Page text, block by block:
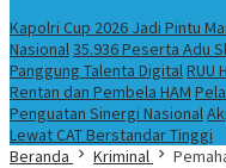
Kapolri Cup 2026 Jadi Pintu
Nasional35.936 Peserta Adu
Panggung Talenta DigitalRUU
Rentan dan Pembela HAM
Penguatan Sinergi Nasional
Lewat CAT Berstandar Tinggi
Beranda
Kriminal